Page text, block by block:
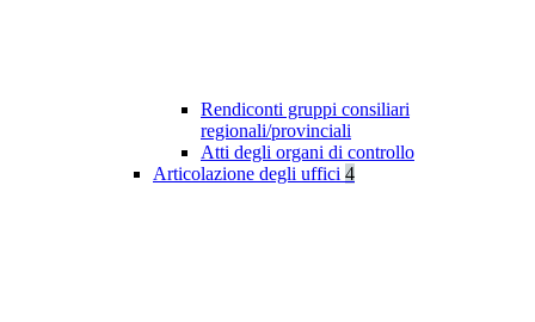
Rendiconti gruppi consiliari
regionali/provinciali
Atti degli organi di controllo
Articolazione degli uffici 4